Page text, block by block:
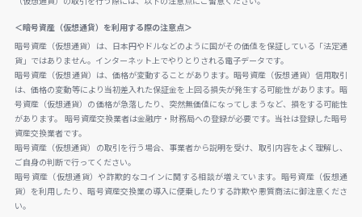
＜暗号資産（仮想通貨）を利用する際の注意点＞
暗号資産（仮想通貨）は、日本円やドルなどのように国がその価値を保証している「法定通
貨」ではありません。インターネット上でやりとりされる電子データです。
暗号資産（仮想通貨）は、価格が変動することがあります。暗号資産（仮想通貨）信用取引
は、価格の変動等により当初差入れた保証金を上回る損失が発生する可能性があります。暗
号資産（仮想通貨）の価格が急落したり、突然無価値になってしまうなど、損をする可能性
があります。 暗号資産交換業者は金融庁・財務局への登録が必要です。当社は登録した暗号
資産交換業者です。
暗号資産（仮想通貨）の取引を行う場合、事業者から説明を受け、取引内容をよく理解し、
ご自身の判断で行ってください。
暗号資産（仮想通貨）や詐欺的なコインに関する相談が増えています。暗号資産（仮想通
貨）を利用したり、暗号資産交換業の導入に便乗したりする詐欺や悪質商法に御注意くださ
い。